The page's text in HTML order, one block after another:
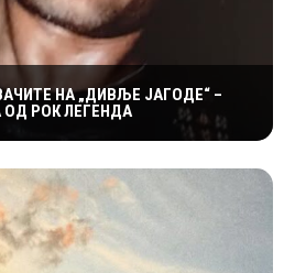
НА „ДИВЉЕ ЈАГОДЕ“ –
ОД РОК ЛЕГЕНДА